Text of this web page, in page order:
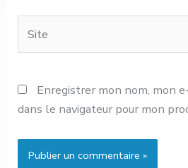
Enregistrer mon nom, mon
dans le navigateur pour mon